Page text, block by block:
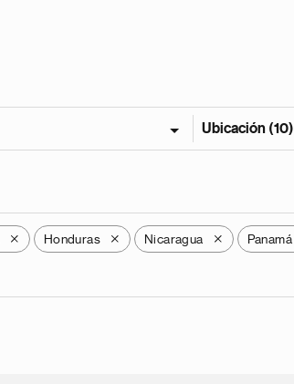
Ubicación (10)
X Honduras X Nicaragua X Panamá